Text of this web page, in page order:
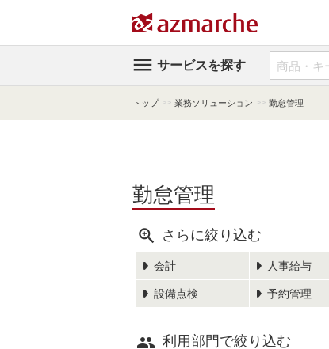
 サービスを探す
トップ >> 業務ソリューション >> 勤怠管理
勤怠管理
 さらに絞り込む
会計 人事給与
設備点検 予約管理
 利用部門で絞り込む